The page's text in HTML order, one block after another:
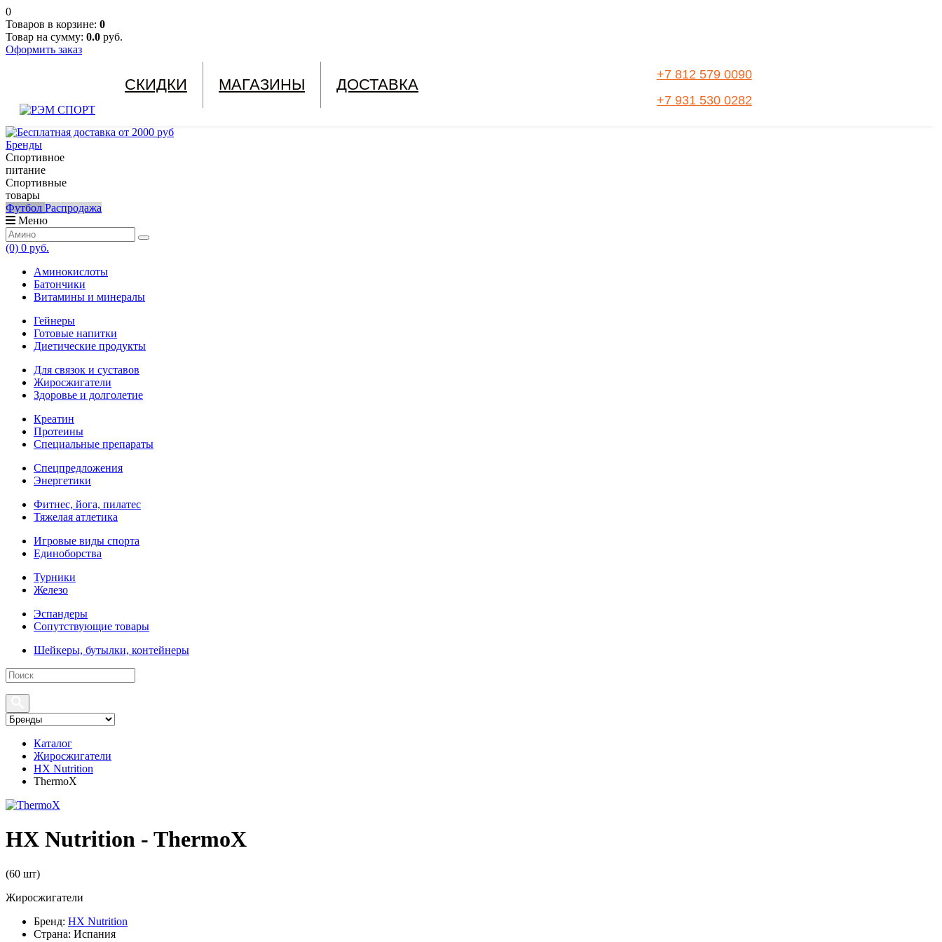
0
Товаров в корзине: 0
Товар на сумму: 0.0 руб.
Оформить заказ
СКИДКИ МАГАЗИНЫ ДОСТАВКА
+7 812 579 0090
+7 931 530 0282
Бренды
Спортивное
питание
Спортивные
товары
Футбол Распродажа
Меню
(0) 0 руб.
Аминокислоты
Батончики
Витамины и минералы
Гейнеры
Готовые напитки
Диетические продукты
Для связок и суставов
Жиросжигатели
Здоровье и долголетие
Креатин
Протеины
Специальные препараты
Спецпредложения
Энергетики
Фитнес, йога, пилатес
Тяжелая атлетика
Игровые виды спорта
Единоборства
Турники
Железо
Эспандеры
Сопутствующие товары
Шейкеры, бутылки, контейнеры
Каталог
Жиросжигатели
HX Nutrition
ThermoX
HX Nutrition - ThermoX
(60 шт)
Жиросжигатели
Бренд: HX Nutrition
Страна: Испания